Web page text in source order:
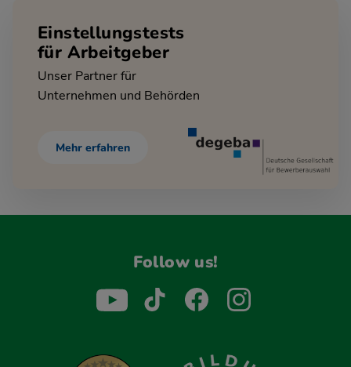
Einstellungstests
für Arbeitgeber
Unser Partner für
Unternehmen und Behörden
Mehr erfahren
Follow us!